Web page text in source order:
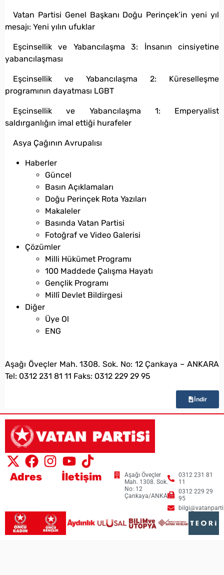
Vatan Partisi Genel Başkanı Doğu Perinçek’in yeni yıl
mesajı: Yeni yılın ufuklar
Eşcinsellik ve Yabancılaşma 3: İnsanın cinsiyetine
yabancılaşması
Eşcinsellik ve Yabancılaşma 2: Küreselleşme
programının dayatması LGBT
Eşcinsellik ve Yabancılaşma 1: Emperyalist
saldırganlığın imal ettiği hurafeler
Asya Çağının Avrupalısı
Haberler
Güncel
Basın Açıklamaları
Doğu Perinçek Rota Yazıları
Makaleler
Basında Vatan Partisi
Fotoğraf ve Video Galerisi
Çözümler
Milli Hükümet Programı
100 Maddede Çalışma Hayatı
Gençlik Programı
Millî Devlet Bildirgesi
Diğer
Üye Ol
ENG
Aşağı Öveçler Mah. 1308. Sok. No: 12 Çankaya – ANKARA
Tel: 0312 231 81 11 Faks: 0312 229 29 95
İndir
Adres
Aşağı Öveçler
Mah. 1308. Sok.
No: 12
Çankaya/ANKARA
İletişim
0312 231 81
11
0312 229 29
95